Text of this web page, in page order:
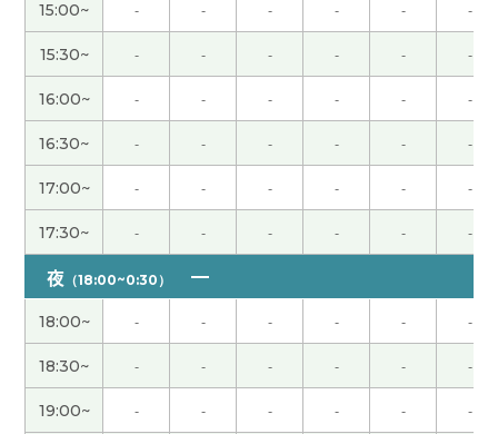
谢谢！( 40代 女性 )
谢谢！
谢谢老师，我一直想知道我的汉语的弱点是什么。
很高兴这次听老师的直率的感想。下次再见！
)
いつも解説ありがとうございます。( 50代 男性 )
また、よろしくお願いします。 ( 50代 男性 )
また、よろしくお願い致します。( 50代 男性 )
15:00~ - - - - - -
15:30~ - - - - - -
16:00~ - - - - - -
16:30~ - - - - - -
17:00~ - - - - - -
17:30~ - - - - - -
夜 （18:00~0:30）
18:00~ - - - - - -
18:30~ - - - - - -
19:00~ - - - - - -